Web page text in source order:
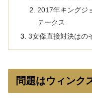
2017年キングジ
テークス
3女傑直接対決はの
問題はウィンク